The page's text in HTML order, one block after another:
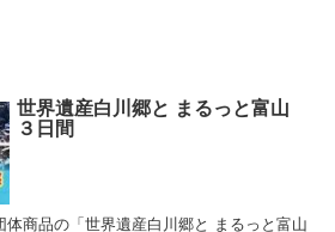
世界遺産白川郷と まるっと富山
３日間
体商品の「世界遺産白川郷と まるっと富山